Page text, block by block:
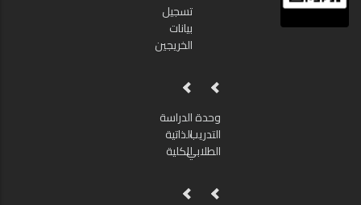
تسجيل
بيانات
الخريجين
وحدة
التدريب
الطلابي
الدراسة
الذاتية
للكلية